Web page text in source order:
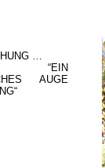
…
AUGE